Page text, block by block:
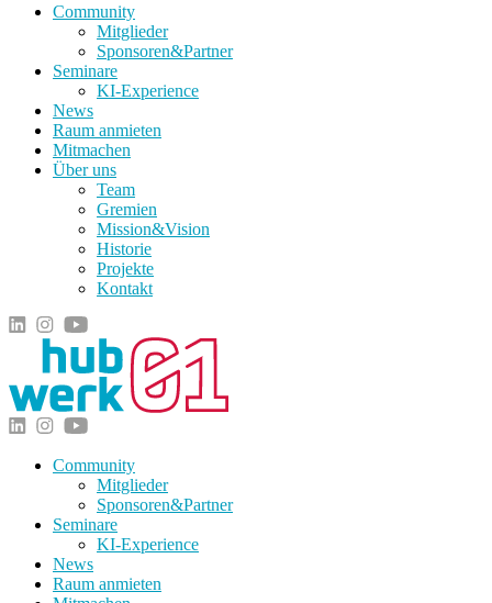
Community
Mitglieder
Sponsoren&Partner
Seminare
KI-Experience
News
Raum anmieten
Mitmachen
Über uns
Team
Gremien
Mission&Vision
Historie
Projekte
Kontakt
Community
Mitglieder
Sponsoren&Partner
Seminare
KI-Experience
News
Raum anmieten